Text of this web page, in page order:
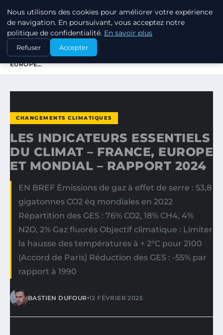
RSE ENJEUX
ACCUEIL
CHANGEMENTS CLIMATIQUES
LES INDICATEURS ESSENTIELS DU CLIMAT – FRANCE,
EUROPE…
CHANGEMENTS CLIMATIQUES
LES INDICATEURS ESSENTIELS
DU CLIMAT – FRANCE, EUROPE
ET MONDIAL – RAPPORT 2024
EN BREF Émissions de gaz à effet de serre : 53,8
gigatonnes CO2 éq mondiales en 2022
Répartition des GES : 76% CO2, 18% CH4, 4%
N2O, 2% Gaz fluorés Objectif climatique : Limiter
la hausse des températures à + 2°C pour 2100
(Accord de Paris) Réduction des GES : -55% par
rapport à 1990
BASTIEN DUFOUR•12 FÉVRIER 2025
Nous utilisons des cookies pour améliorer votre expérience
de navigation. En poursuivant, vous acceptez notre
politique de confidentialité. En savoir plus
Refuser Accepter